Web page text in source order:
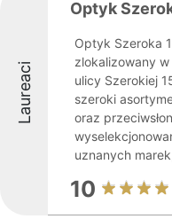
Laureaci
Optyk
Optyk Szeroka
zlokalizowany
ulicy Szerokiej
szeroki
oraz
uznanych
10